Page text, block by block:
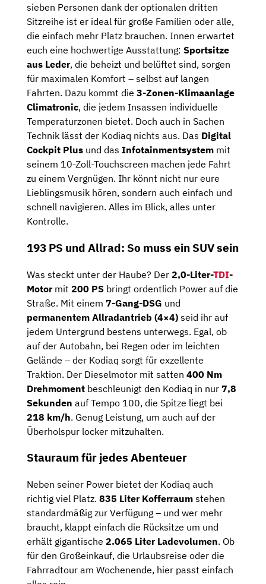
sieben Personen dank der optionalen dritten
Sitzreihe ist er ideal für große Familien oder alle,
die einfach mehr Platz brauchen. Innen erwartet
euch eine hochwertige Ausstattung: Sportsitze
aus Leder, die beheizt und belüftet sind, sorgen
für maximalen Komfort – selbst auf langen
Fahrten. Dazu kommt die 3-Zonen-Klimaanlage
Climatronic, die jedem Insassen individuelle
Temperaturzonen bietet. Doch auch in Sachen
Technik lässt der Kodiaq nichts aus. Das Digital
Cockpit Plus und das Infotainmentsystem mit
seinem 10-Zoll-Touchscreen machen jede Fahrt
zu einem Vergnügen. Ihr könnt nicht nur eure
Lieblingsmusik hören, sondern auch einfach und
schnell navigieren. Alles im Blick, alles unter
Kontrolle.
193 PS und Allrad: So muss ein SUV sein
Was steckt unter der Haube? Der 2,0-Liter-TDI-
Motormit 200 PS bringt ordentlich Power auf die
Straße. Mit einem 7-Gang-DSG und
permanentem Allradantrieb (4×4) seid ihr auf
jedem Untergrund bestens unterwegs. Egal, ob
auf der Autobahn, bei Regen oder im leichten
Gelände – der Kodiaq sorgt für exzellente
Traktion. Der Dieselmotor mit satten 400 Nm
Drehmoment beschleunigt den Kodiaq in nur 7,8
Sekunden auf Tempo 100, die Spitze liegt bei
218 km/h. Genug Leistung, um auch auf der
Überholspur locker mitzuhalten.
Stauraum für jedes Abenteuer
Neben seiner Power bietet der Kodiaq auch
richtig viel Platz. 835 Liter Kofferraum stehen
standardmäßig zur Verfügung – und wer mehr
braucht, klappt einfach die Rücksitze um und
erhält gigantische 2.065 Liter Ladevolumen. Ob
für den Großeinkauf, die Urlaubsreise oder die
Fahrradtour am Wochenende, hier passt einfach